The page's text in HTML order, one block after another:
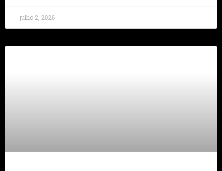
julho 2, 2026